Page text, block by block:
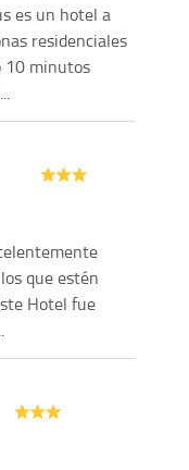
es un hotel a
residenciales
10 minutos
que estén
Hotel fue